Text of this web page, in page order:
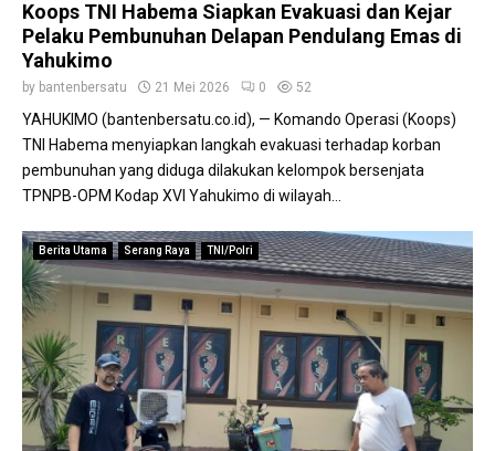
Koops TNI Habema Siapkan Evakuasi dan Kejar
Pelaku Pembunuhan Delapan Pendulang Emas di
Yahukimo
by bantenbersatu 21 Mei 2026 0 52
YAHUKIMO (bantenbersatu.co.id), — Komando Operasi (Koops)
TNI Habema menyiapkan langkah evakuasi terhadap korban
pembunuhan yang diduga dilakukan kelompok bersenjata
TPNPB-OPM Kodap XVI Yahukimo di wilayah...
Berita Utama Serang Raya TNI/Polri